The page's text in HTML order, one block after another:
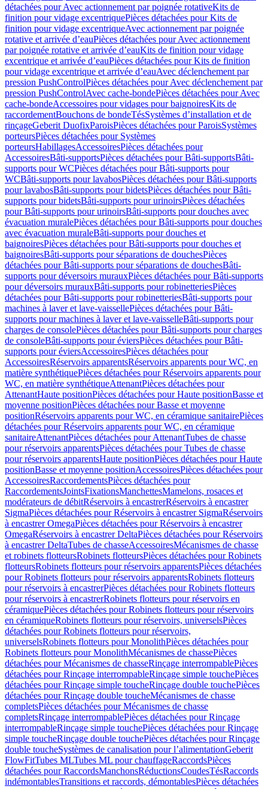
détachées pour Avec actionnement par poignée rotativeKits de
finition pour vidage excentriquePièces détachées pour Kits de
finition pour vidage excentriqueAvec actionnement par poignée
rotative et arrivée d’eauPièces détachées pour Avec actionnement
par poignée rotative et arrivée d’eauKits de finition pour vidage
excentrique et arrivée d’eauPièces détachées pour Kits de finition
pour vidage excentrique et arrivée d’eauAvec déclenchement par
pression PushControlPièces détachées pour Avec déclenchement par
pression PushControlAvec cache-bondePièces détachées pour Avec
cache-bondeAccessoires pour vidages pour baignoiresKits de
raccordementBouchons de bondeTésSystèmes d’installation et de
rinçageGeberit DuofixParoisPièces détachées pour ParoisSystèmes
porteursPièces détachées pour Systèmes
porteursHabillagesAccessoiresPièces détachées pour
AccessoiresBâti-supportsPièces détachées pour Bâti-supportsBâti-
supports pour WCPièces détachées pour Bâti-supports pour
WCBâti-supports pour lavabosPièces détachées pour Bâti-supports
pour lavabosBâti-supports pour bidetsPièces détachées pour Bâti-
supports pour bidetsBâti-supports pour urinoirsPièces détachées
pour Bâti-supports pour urinoirsBâti-supports pour douches avec
évacuation muralePièces détachées pour Bâti-supports pour douches
avec évacuation muraleBâti-supports pour douches et
baignoiresPièces détachées pour Bâti-supports pour douches et
baignoiresBâti-supports pour séparations de douchesPièces
détachées pour Bâti-supports pour séparations de douchesBâti-
supports pour déversoirs murauxPièces détachées pour Bâti-supports
pour déversoirs murauxBâti-supports pour robinetteriesPièces
détachées pour Bâti-supports pour robinetteriesBâti-supports pour
machines à laver et lave-vaissellePièces détachées pour Bâti-
supports pour machines à laver et lave-vaisselleBâti-supports pour
charges de consolePièces détachées pour Bâti-supports pour charges
de consoleBâti-supports pour éviersPièces détachées pour Bâti-
supports pour éviersAccessoiresPièces détachées pour
AccessoiresRéservoirs apparentsRéservoirs apparents pour WC, en
matière synthétiquePièces détachées pour Réservoirs apparents pour
WC, en matière synthétiqueAttenantPièces détachées pour
AttenantHaute positionPièces détachées pour Haute positionBasse et
moyenne positionPièces détachées pour Basse et moyenne
positionRéservoirs apparents pour WC, en céramique sanitairePièces
détachées pour Réservoirs apparents pour WC, en céramique
sanitaireAttenantPièces détachées pour AttenantTubes de chasse
pour réservoirs apparentsPièces détachées pour Tubes de chasse
pour réservoirs apparentsHaute positionPièces détachées pour Haute
positionBasse et moyenne positionAccessoiresPièces détachées pour
AccessoiresRaccordementsPièces détachées pour
RaccordementsJointsFixationsManchettesMamelons, rosaces et
modérateurs de débitRéservoirs à encastrerRéservoirs à encastrer
SigmaPièces détachées pour Réservoirs à encastrer SigmaRéservoirs
à encastrer OmegaPièces détachées pour Réservoirs à encastrer
OmegaRéservoirs à encastrer DeltaPièces détachées pour Réservoirs
à encastrer DeltaTubes de chasseAccessoiresMécanismes de chasse
et robinets flotteursRobinets flotteursPièces détachées pour Robinets
flotteursRobinets flotteurs pour réservoirs apparentsPièces détachées
pour Robinets flotteurs pour réservoirs apparentsRobinets flotteurs
pour réservoirs à encastrerPièces détachées pour Robinets flotteurs
pour réservoirs à encastrerRobinets flotteurs pour réservoirs en
céramiquePièces détachées pour Robinets flotteurs pour réservoirs
en céramiqueRobinets flotteurs pour réservoirs, universelsPièces
détachées pour Robinets flotteurs pour réservoirs,
universelsRobinets flotteurs pour MonolithPièces détachées pour
Robinets flotteurs pour MonolithMécanismes de chassePièces
détachées pour Mécanismes de chasseRinçage interrompablePièces
détachées pour Rinçage interrompableRinçage simple touchePièces
détachées pour Rinçage simple toucheRinçage double touchePièces
détachées pour Rinçage double toucheMécanismes de chasse
completsPièces détachées pour Mécanismes de chasse
completsRinçage interrompablePièces détachées pour Rinçage
interrompableRinçage simple touchePièces détachées pour Rinçage
simple toucheRinçage double touchePièces détachées pour Rinçage
double toucheSystèmes de canalisation pour l’alimentationGeberit
FlowFitTubes MLTubes ML pour chauffageRaccordsPièces
détachées pour RaccordsManchonsRéductionsCoudesTésRaccords
indémontablesTransitions et raccords, démontablesPièces détachées